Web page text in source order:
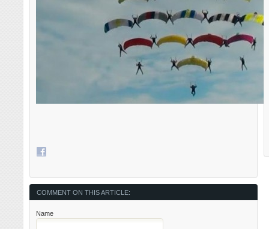
COMMENT ON THIS ARTICLE:
Name